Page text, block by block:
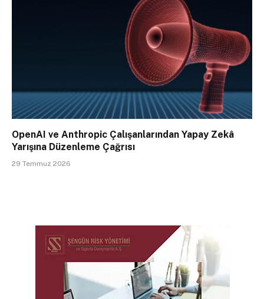
OpenAI ve Anthropic Çalışanlarından Yapay Zekâ
Yarışına Düzenleme Çağrısı
29 Temmuz 2026